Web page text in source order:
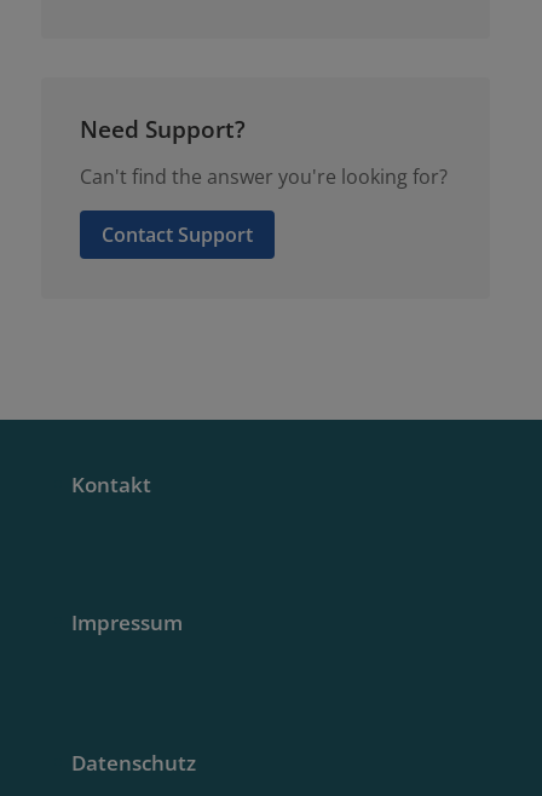
Need Support?
Can't find the answer you're looking for?
Contact Support
Kontakt
Impressum
Datenschutz